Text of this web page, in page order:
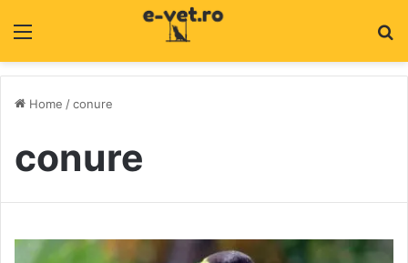
Home /conure
conure